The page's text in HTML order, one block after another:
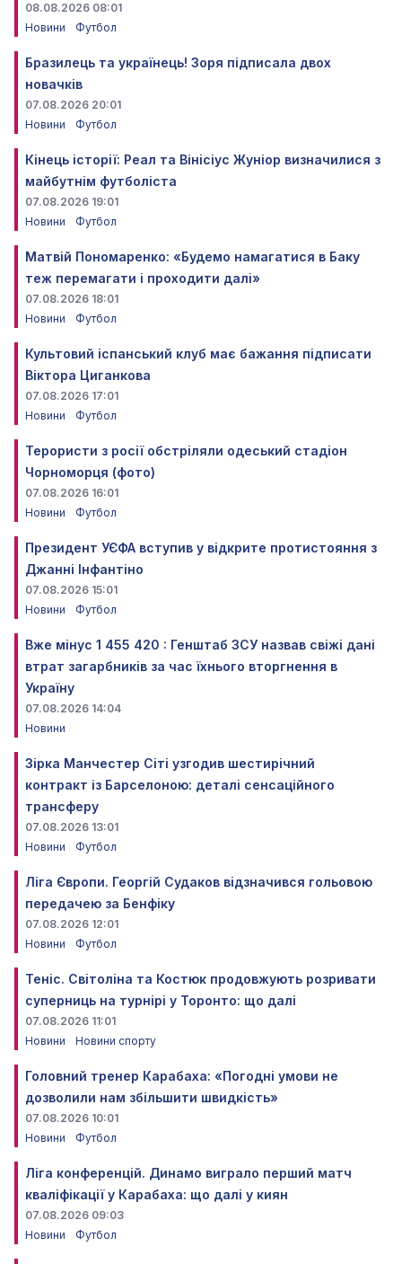
08.08.2026 08:01
Новини
Футбол
Бразилець та українець! Зоря підписала двох
новачків
07.08.2026 20:01
Новини
Футбол
Кінець історії: Реал та Вінісіус Жуніор визначилися з
майбутнім футболіста
07.08.2026 19:01
Новини
Футбол
Матвій Пономаренко: «Будемо намагатися в Баку
теж перемагати і проходити далі»
07.08.2026 18:01
Новини
Футбол
Культовий іспанський клуб має бажання підписати
Віктора Циганкова
07.08.2026 17:01
Новини
Футбол
Терористи з росії обстріляли одеський стадіон
Чорноморця (фото)
07.08.2026 16:01
Новини
Футбол
Президент УЄФА вступив у відкрите протистояння з
Джанні Інфантіно
07.08.2026 15:01
Новини
Футбол
Вже мінус 1 455 420 : Генштаб ЗСУ назвав свіжі дані
втрат загарбників за час їхнього вторгнення в
Україну
07.08.2026 14:04
Новини
Зірка Манчестер Сіті узгодив шестирічний
контракт із Барселоною: деталі сенсаційного
трансферу
07.08.2026 13:01
Новини
Футбол
Ліга Європи. Георгій Судаков відзначився гольовою
передачею за Бенфіку
07.08.2026 12:01
Новини
Футбол
Теніс. Світоліна та Костюк продовжують розривати
суперниць на турнірі у Торонто: що далі
07.08.2026 11:01
Новини
Новини спорту
Головний тренер Карабаха: «Погодні умови не
дозволили нам збільшити швидкість»
07.08.2026 10:01
Новини
Футбол
Ліга конференцій. Динамо виграло перший матч
кваліфікації у Карабаха: що далі у киян
07.08.2026 09:03
Новини
Футбол